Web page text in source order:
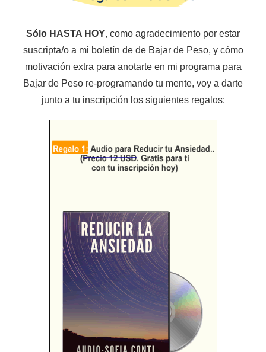
Sólo HASTA HOY, como agradecimiento por estar
suscripta/o a mi boletín de de Bajar de Peso, y cómo
motivación extra para anotarte en mi programa para
Bajar de Peso re-programando tu mente, voy a darte
junto a tu inscripción los siguientes regalos: